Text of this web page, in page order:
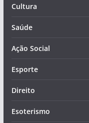
Cultura
Saúde
Ação Social
Esporte
Direito
Esoterismo